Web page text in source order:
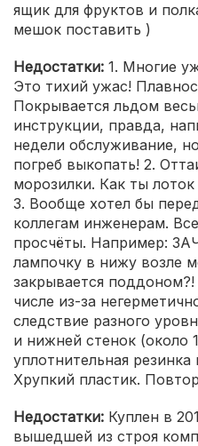
ящик для фруктов и
мешок поставить )
Недостатки: 1. Многие
Это тихий ужас!
Покрывается льдом
инструкции, правда,
недели обслуживание,
погреб выкопать! 2.
морозилки. Как ты
3. Вообще хотел бы
коллегам инженерам.
просчёты. Например:
лампочку в нижу возле
закрывается
числе из-за
следствие разного
и нижней стенок (около
уплотнительная
Хрупкий пластик.
Недостатки: Куплен в
вышедшей из строя